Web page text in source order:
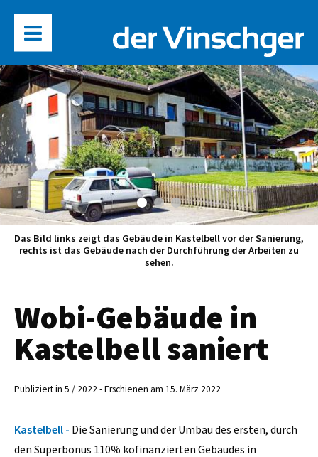
Das Bild links zeigt das Gebäude in Kastelbell vor der Sanierung,
rechts ist das Gebäude nach der Durchführung der Arbeiten zu
sehen.
Wobi-Gebäude in
Kastelbell saniert
Publiziert in 5 / 2022 - Erschienen am 15. März 2022
Kastelbell - Die Sanierung und der Umbau des ersten, durch
den Superbonus 110% kofinanzierten Gebäudes in